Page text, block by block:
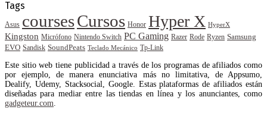
Tags
Asus coursesCursos Honor Hyper X HyperX
Kingston Micrófono Nintendo Switch PC Gaming Razer Rode Ryzen Samsung
EVO Sandisk SoundPeats Teclado Mecánico Tp-Link
Este sitio web tiene publicidad a través de los programas de afiliados como
por ejemplo, de manera enunciativa más no limitativa, de Appsumo,
Dealify, Udemy, Stacksocial, Google. Estas plataformas de afiliados están
diseñadas para mediar entre las tiendas en línea y los anunciantes, como
gadgeteur.com.